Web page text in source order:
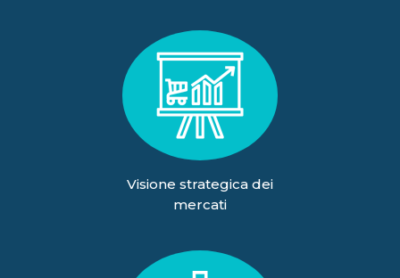
Visione strategica dei
mercati